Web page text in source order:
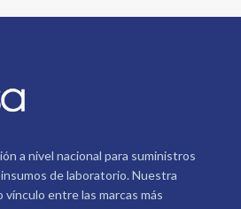
a nivel nacional para suministros
de laboratorio. Nuestra
vínculo entre las marcas más